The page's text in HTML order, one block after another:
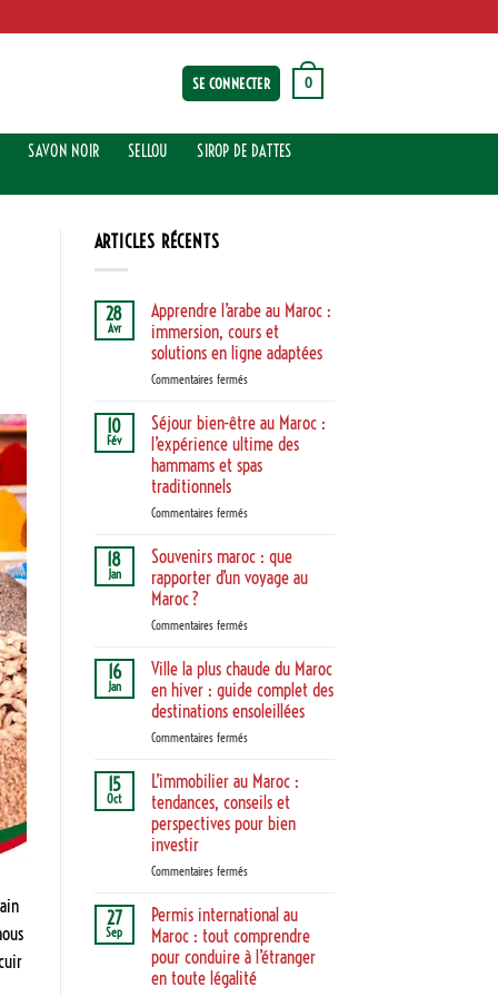
SE CONNECTER 0
SAVON NOIR SELLOU SIROP DE DATTES
ARTICLES RÉCENTS
28
Avr
Apprendre l’arabe au Maroc :
immersion, cours et
solutions en ligne adaptées
Commentaires ferméssur
au
Maroc
:
cours
en
ligne
10
Fév
Séjour bien-être au Maroc :
l’expérience ultime des
hammams et spas
traditionnels
Commentaires ferméssur
être
au
:
ultime
hammams
et
spas
18
Jan
Souvenirs maroc : que
rapporter d’un voyage au
Maroc ?
Commentaires ferméssur
maroc
:
que
rapporter
d’un
au
Maroc ?
16
Jan
Ville la plus chaude du Maroc
en hiver : guide complet des
destinations ensoleillées
Commentaires ferméssur
plus
chaude
du
en
:
guide
complet
des
destinations
15
Oct
L’immobilier au Maroc :
tendances, conseils et
perspectives pour bien
investir
Commentaires ferméssur
au
Maroc
:
tendances,
conseils
27
Sep
Permis international au
Maroc : tout comprendre
pour conduire à l’étranger
en toute légalité